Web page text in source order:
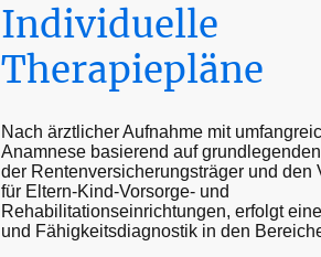
Individuelle
Therapiepläne
Nach ärztlicher Aufnahme mit
Anamnese basierend auf
der Rentenversicherungsträger und den
für Eltern-Kind-Vorsorge- und
Rehabilitationseinrichtungen, erfolgt
und Fähigkeitsdiagnostik in den